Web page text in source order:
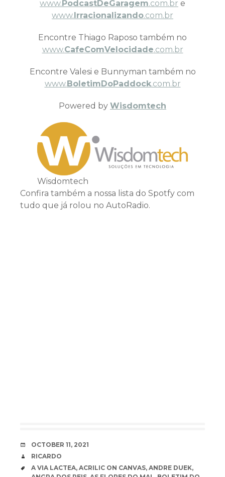
www.PodcastDeGaragem.com.br e
www.Irracionalizando.com.br
Encontre Thiago Raposo também no
www.CafeComVelocidade.com.br
Encontre Valesi e Bunnyman também no
www.BoletimDoPaddock.com.br
Powered by Wisdomtech
Wisdomtech
Confira também a nossa lista do Spotfy com
tudo que já rolou no AutoRadio.
DATE
OCTOBER 11, 2021
AUTHOR
RICARDO
TAGS
A VIA LACTEA, ACRILIC ON CANVAS, ANDRE DUEK,